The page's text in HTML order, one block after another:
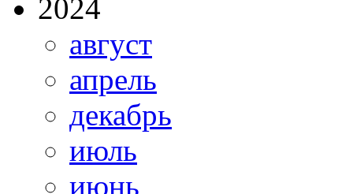
2024
август
апрель
декабрь
июль
июнь